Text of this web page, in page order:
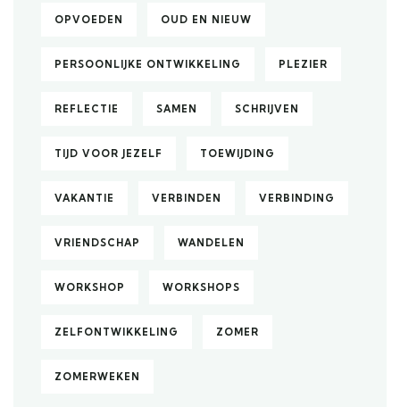
OPVOEDEN OUD EN NIEUW
PERSOONLIJKE ONTWIKKELING PLEZIER
REFLECTIE SAMEN SCHRIJVEN
TIJD VOOR JEZELF TOEWIJDING
VAKANTIE VERBINDEN VERBINDING
VRIENDSCHAP WANDELEN
WORKSHOP WORKSHOPS
ZELFONTWIKKELING ZOMER
ZOMERWEKEN